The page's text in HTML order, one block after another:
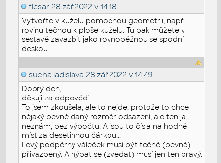
flesar 28.zář.2022 v 14:18
Vytvořte v kuželu pomocnou geometrii, např
rovinu tečnou k ploše kuželu. Tu pak můžete v
sestavě zavazbit jako rovnoběžnou se spodní
deskou.
sucha.ladislava 28.zář.2022 v 14:49
Dobrý den,
děkuji za odpověď.
To jsem zkoušela, ale to nejde, protože to chce
nějaký pevně daný rozměr odsazení, ale ten já
neznám, bez výpočtu. A jsou to čísla na hodně
míst za desetinnou čárkou...
Levý podpěrný váleček musí být tečně (pevně)
přivazbený. A hýbat se (zvedat) musí jen ten pravý.